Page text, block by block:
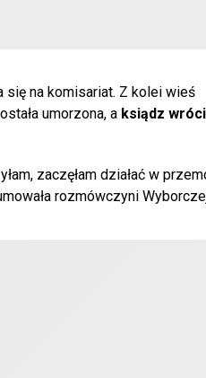
się na komisariat. Z kolei wieś
umorzona, a ksiądz
zaczęłam działać w
rozmówczyni